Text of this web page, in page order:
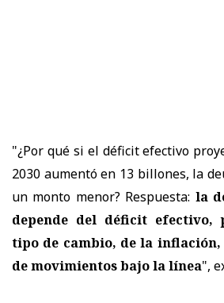
"¿Por qué si el déficit efectivo
2030 aumentó en 13 billones, la
un monto menor? Respuesta: la
depende del déficit efectivo,
tipo de cambio, de la
de movimientos bajo la línea",